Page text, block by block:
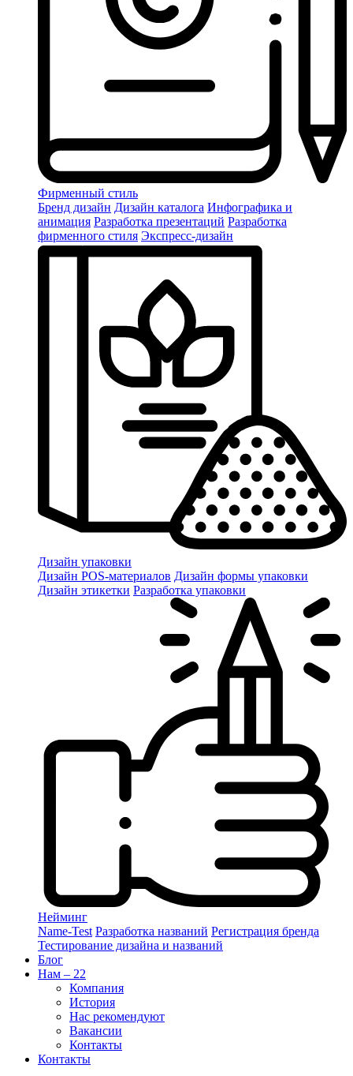
Фирменный стиль
Бренд дизайн Дизайн каталога Инфографика и
анимация Разработка презентаций Разработка
фирменного стиля Экспресс-дизайн
Дизайн упаковки
Дизайн POS-материалов Дизайн формы упаковки
Дизайн этикетки Разработка упаковки
Нейминг
Name-Test Разработка названий Регистрация бренда
Тестирование дизайна и названий
Блог
Нам – 22
Компания
История
Нас рекомендуют
Вакансии
Контакты
Контакты